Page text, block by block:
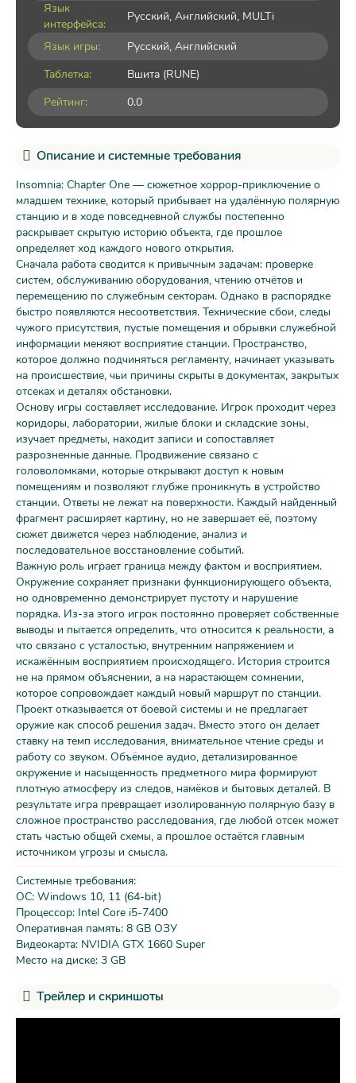
Язык
интерфейса:
Русский, Английский, MULTi
Язык игры:
Русский, Английский
Таблетка:
Вшита (RUNE)
Рейтинг:
0.0
Описание и системные требования
Insomnia: Chapter One — сюжетное хоррор-приключение о
младшем технике, который прибывает на удалённую полярную
станцию и в ходе повседневной службы постепенно
раскрывает скрытую историю объекта, где прошлое
определяет ход каждого нового открытия.
Сначала работа сводится к привычным задачам: проверке
систем, обслуживанию оборудования, чтению отчётов и
перемещению по служебным секторам. Однако в распорядке
быстро появляются несоответствия. Технические сбои, следы
чужого присутствия, пустые помещения и обрывки служебной
информации меняют восприятие станции. Пространство,
которое должно подчиняться регламенту, начинает указывать
на происшествие, чьи причины скрыты в документах, закрытых
отсеках и деталях обстановки.
Основу игры составляет исследование. Игрок проходит через
коридоры, лаборатории, жилые блоки и складские зоны,
изучает предметы, находит записи и сопоставляет
разрозненные данные. Продвижение связано с
головоломками, которые открывают доступ к новым
помещениям и позволяют глубже проникнуть в устройство
станции. Ответы не лежат на поверхности. Каждый найденный
фрагмент расширяет картину, но не завершает её, поэтому
сюжет движется через наблюдение, анализ и
последовательное восстановление событий.
Важную роль играет граница между фактом и восприятием.
Окружение сохраняет признаки функционирующего объекта,
но одновременно демонстрирует пустоту и нарушение
порядка. Из-за этого игрок постоянно проверяет собственные
выводы и пытается определить, что относится к реальности, а
что связано с усталостью, внутренним напряжением и
искажённым восприятием происходящего. История строится
не на прямом объяснении, а на нарастающем сомнении,
которое сопровождает каждый новый маршрут по станции.
Проект отказывается от боевой системы и не предлагает
оружие как способ решения задач. Вместо этого он делает
ставку на темп исследования, внимательное чтение среды и
работу со звуком. Объёмное аудио, детализированное
окружение и насыщенность предметного мира формируют
плотную атмосферу из следов, намёков и бытовых деталей. В
результате игра превращает изолированную полярную базу в
сложное пространство расследования, где любой отсек может
стать частью общей схемы, а прошлое остаётся главным
источником угрозы и смысла.
Системные требования:
ОС: Windows 10, 11 (64-bit)
Процессор: Intel Core i5-7400
Оперативная память: 8 GB ОЗУ
Видеокарта: NVIDIA GTX 1660 Super
Место на диске: 3 GB
Трейлер и скриншоты